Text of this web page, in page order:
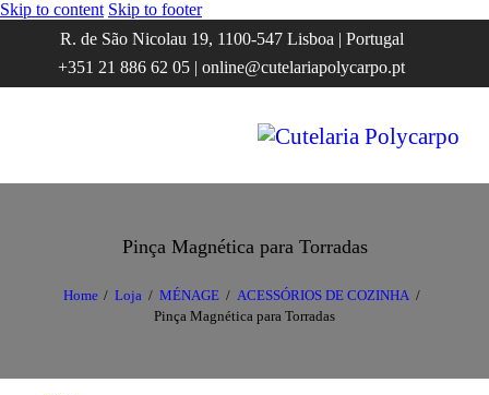
Skip to content Skip to footer
R. de São Nicolau 19, 1100-547 Lisboa | Portugal
+351 21 886 62 05 | online@cutelariapolycarpo.pt
Pinça Magnética para Torradas
Home Loja MÉNAGE
ACESSÓRIOS DE COZINHA
Pinça Magnética para Torradas